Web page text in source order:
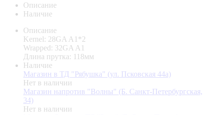
Описание
Наличие
Описание
Kernel: 28GA A1*2
Wrapped: 32GA A1
Длина прутка: 118мм
Наличие
Магазин в ТД "Рябушка" (ул. Псковская 44а)
Нет в наличии
Магазин напротив "Волны" (Б. Санкт-Петербургская,
34)
Нет в наличии